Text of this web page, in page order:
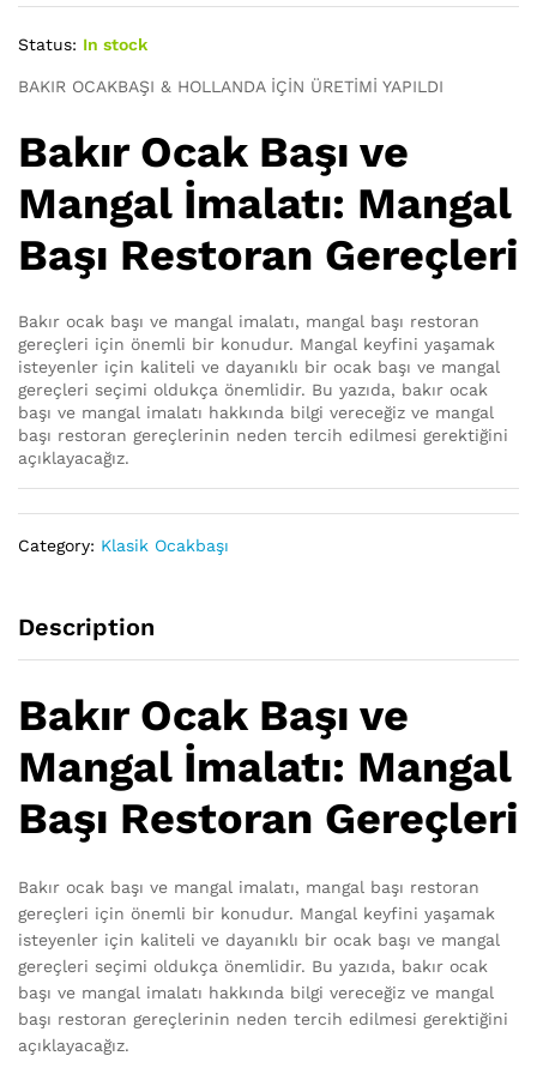
Status: In stock
BAKIR OCAKBAŞI & HOLLANDA İÇİN ÜRETİMİ YAPILDI
Bakır Ocak Başı ve
Mangal İmalatı: Mangal
Başı Restoran Gereçleri
Bakır ocak başı ve mangal imalatı, mangal başı restoran
gereçleri için önemli bir konudur. Mangal keyfini yaşamak
isteyenler için kaliteli ve dayanıklı bir ocak başı ve mangal
gereçleri seçimi oldukça önemlidir. Bu yazıda, bakır ocak
başı ve mangal imalatı hakkında bilgi vereceğiz ve mangal
başı restoran gereçlerinin neden tercih edilmesi gerektiğini
açıklayacağız.
Category: Klasik Ocakbaşı
Description
Bakır Ocak Başı ve
Mangal İmalatı: Mangal
Başı Restoran Gereçleri
Bakır ocak başı ve mangal imalatı, mangal başı restoran
gereçleri için önemli bir konudur. Mangal keyfini yaşamak
isteyenler için kaliteli ve dayanıklı bir ocak başı ve mangal
gereçleri seçimi oldukça önemlidir. Bu yazıda, bakır ocak
başı ve mangal imalatı hakkında bilgi vereceğiz ve mangal
başı restoran gereçlerinin neden tercih edilmesi gerektiğini
açıklayacağız.